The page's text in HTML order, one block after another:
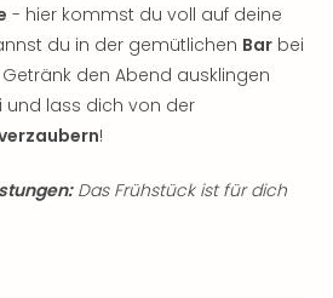
- hier kommst du voll auf deine
du in der gemütlichen Bar bei
den Abend ausklingen
und lass dich von der
!
Das Frühstück ist für dich